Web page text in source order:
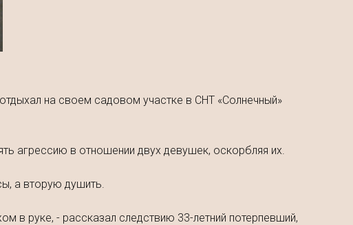
на своем садовом участке в СНТ «Солнечный»
агрессию в отношении двух девушек, оскорбляя их.
а вторую душить.
в руке, - рассказал следствию 33-летний потерпевший,